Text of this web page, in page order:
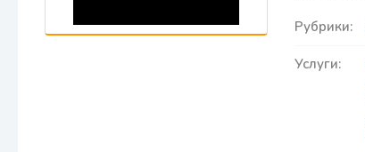
Рубрики:
Услуги: